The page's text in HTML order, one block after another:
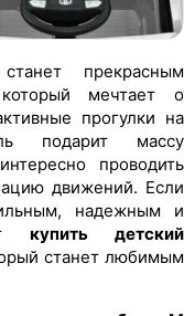
прекрасным
мечтает о
прогулки на
подарит массу
проводить
движений. Если
надежным и
купить детский
станет любимым